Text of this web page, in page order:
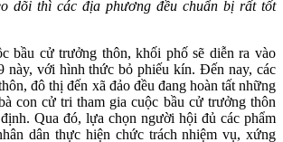
dõi thì các địa phương đều chuẩn bị rất tốt
bầu cử trưởng thôn, khối phố sẽ diễn ra vào
này, với hình thức bỏ phiếu kín. Đến nay, các
đô thị đến xã đảo đều đang hoàn tất những
con cử tri tham gia cuộc bầu cử trưởng thôn
Qua đó, lựa chọn người hội đủ các phẩm
dân thực hiện chức trách nhiệm vụ, xứng